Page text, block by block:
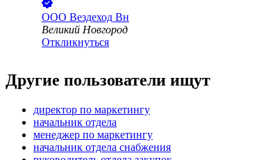
ООО Вездеход Вн
Великий Новгород
Откликнуться
Другие пользователи ищут
директор по маркетингу
начальник отдела
менеджер по маркетингу
начальник отдела снабжения